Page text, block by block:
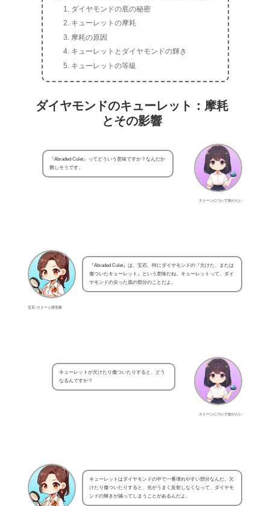
ダイヤモンドの底の秘密
キューレットの摩耗
摩耗の原因
キューレットとダイヤモンドの輝き
キューレットの等級
ダイヤモンドのキューレット：摩耗
とその影響
ストーンについて知りたい
『Abraded Culet』ってどういう意味ですか？なんだか
難しそうです。
宝石･ストーン研究家
『Abraded Culet』は、宝石、特にダイヤモンドの『欠けた、または
傷ついたキューレット』という意味だね。キューレットって、ダイ
ヤモンドの尖った底の部分のことだよ。
ストーンについて知りたい
キューレットが欠けたり傷ついたりすると、どう
なるんですか？
キューレットはダイヤモンドの中で一番壊れやすい部分なんだ。欠
けたり傷ついたりすると、光がうまく反射しなくなって、ダイヤモ
ンドの輝きが減ってしまうことがあるんだよ。